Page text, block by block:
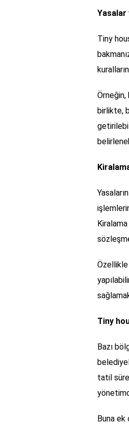
Yasalar
Tiny
birlikte,
Özellikle
Tiny
Bazı
tatil
Buna ek